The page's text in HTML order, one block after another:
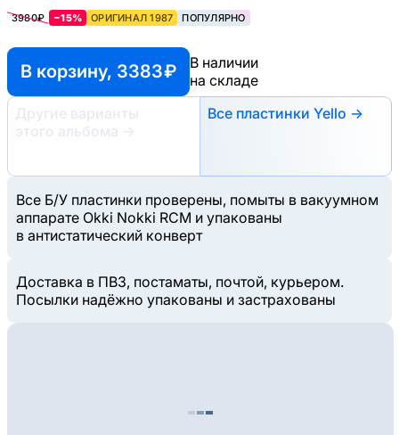
3980₽ −15% ОРИГИНАЛ 1987 ПОПУЛЯРНО
В корзину, 3383 ₽
В наличии
на складе
Другие варианты
этого альбома
→
Все пластинки Yello →
Все Б/У пластинки проверены, помыты в вакуумном
аппарате Okki Nokki RCM и упакованы
в антистатический конверт
Доставка в ПВЗ, постаматы, почтой, курьером.
Посылки надёжно упакованы и застрахованы